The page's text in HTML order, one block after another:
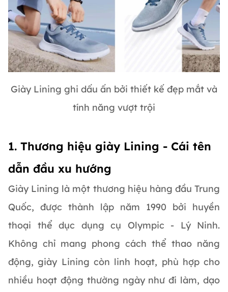
Giày Lining ghi dấu ấn bởi thiết kế đẹp mắt và
tính năng vượt trội
1. Thương hiệu giày Lining - Cái tên
dẫn đầu xu hướng
Giày Lining là một thương hiệu hàng đầu Trung
Quốc, được thành lập năm 1990 bởi huyền
thoại thể dục dụng cụ Olympic - Lý Ninh.
Không chỉ mang phong cách thể thao năng
động, giày Lining còn linh hoạt, phù hợp cho
nhiều hoạt động thường ngày như đi làm, dạo